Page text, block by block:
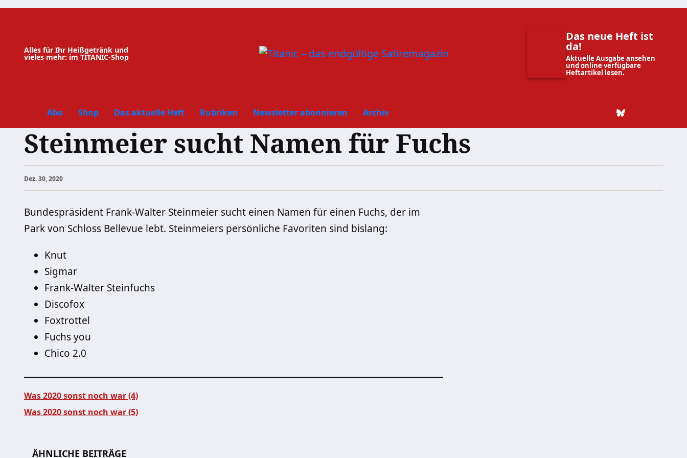
Zum
Alles für Ihr Heißgetränk und
vieles mehr: im TITANIC-Shop
Das neue Heft ist
da!
Aktuelle Ausgabe ansehen
und online verfügbare
Heftartikel lesen.
Abo Shop Das aktuelle Heft Rubriken Newsletter abonnieren Archiv
Steinmeier sucht Namen für Fuchs
Dez. 30, 2020
Bundespräsident Frank-Walter Steinmeier sucht einen Namen für einen Fuchs, der im
Park von Schloss Bellevue lebt. Steinmeiers persönliche Favoriten sind bislang:
Knut
Sigmar
Frank-Walter Steinfuchs
Discofox
Foxtrottel
Fuchs you
Chico 2.0
Was 2020 sonst noch war (4)
Was 2020 sonst noch war (5)
ÄHNLICHE BEITRÄGE